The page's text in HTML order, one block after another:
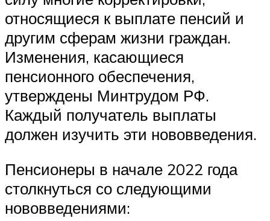
относящиеся к выплате пенсий и
другим сферам жизни граждан.
Изменения, касающиеся
пенсионного обеспечения,
утверждены Минтрудом РФ.
Каждый получатель выплаты
должен изучить эти нововведения.
Пенсионеры в начале 2022 года
столкнуться со следующими
нововведениями: